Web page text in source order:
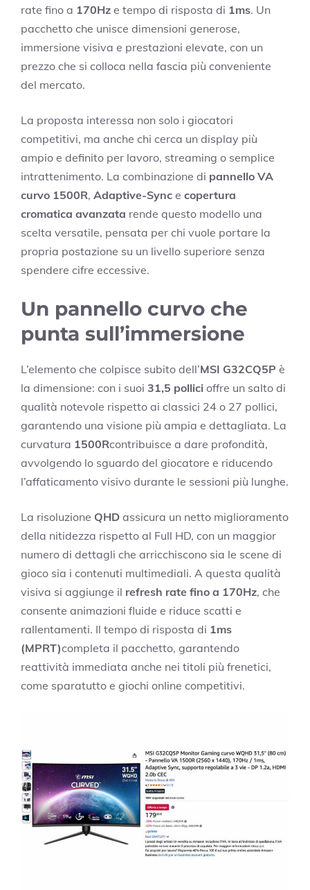
rate fino a 170Hz e tempo di risposta di 1ms. Un
pacchetto che unisce dimensioni generose,
immersione visiva e prestazioni elevate, con un
prezzo che si colloca nella fascia più conveniente
del mercato.
La proposta interessa non solo i giocatori
competitivi, ma anche chi cerca un display più
ampio e definito per lavoro, streaming o semplice
intrattenimento. La combinazione di pannello VA
curvo 1500R, Adaptive-Sync e copertura
cromatica avanzata rende questo modello una
scelta versatile, pensata per chi vuole portare la
propria postazione su un livello superiore senza
spendere cifre eccessive.
Un pannello curvo che
punta sull’immersione
L’elemento che colpisce subito dell’MSI G32CQ5P è
la dimensione: con i suoi 31,5 pollici offre un salto di
qualità notevole rispetto ai classici 24 o 27 pollici,
garantendo una visione più ampia e dettagliata. La
curvatura 1500Rcontribuisce a dare profondità,
avvolgendo lo sguardo del giocatore e riducendo
l’affaticamento visivo durante le sessioni più lunghe.
La risoluzione QHD assicura un netto miglioramento
della nitidezza rispetto al Full HD, con un maggior
numero di dettagli che arricchiscono sia le scene di
gioco sia i contenuti multimediali. A questa qualità
visiva si aggiunge il refresh rate fino a 170Hz, che
consente animazioni fluide e riduce scatti e
rallentamenti. Il tempo di risposta di 1ms
(MPRT)completa il pacchetto, garantendo
reattività immediata anche nei titoli più frenetici,
come sparatutto e giochi online competitivi.